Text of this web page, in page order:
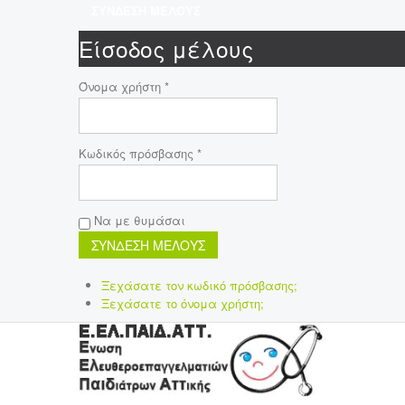
Είσοδος μέλους
Όνομα χρήστη *
Κωδικός πρόσβασης *
Να με θυμάσαι
Ξεχάσατε τον κωδικό πρόσβασης;
Ξεχάσατε το όνομα χρήστη;